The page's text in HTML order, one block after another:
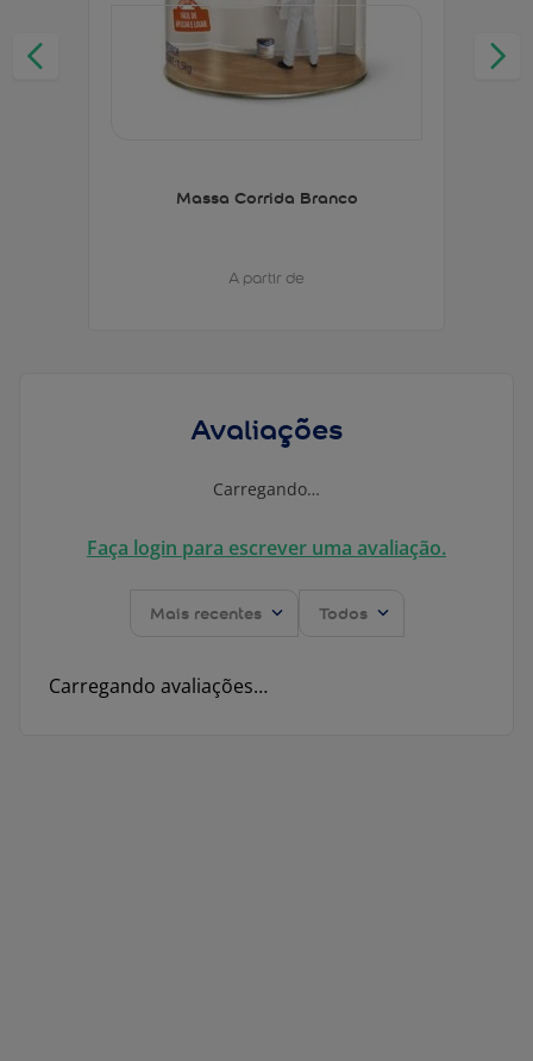
Massa Corrida Branco
A partir de
Avaliações
Carregando…
Faça login para escrever uma avaliação.
Mais recentes Todos
Carregando avaliações…